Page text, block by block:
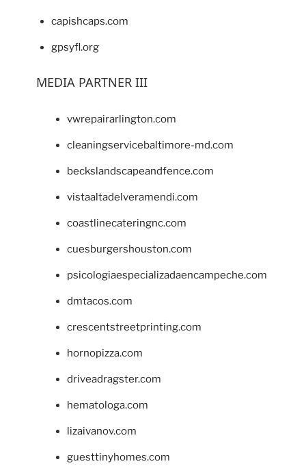
capishcaps.com
gpsyfl.org
MEDIA PARTNER III
vwrepairarlington.com
cleaningservicebaltimore-md.com
beckslandscapeandfence.com
vistaaltadelveramendi.com
coastlinecateringnc.com
cuesburgershouston.com
psicologiaespecializadaencampeche.com
dmtacos.com
crescentstreetprinting.com
hornopizza.com
driveadragster.com
hematologa.com
lizaivanov.com
guesttinyhomes.com